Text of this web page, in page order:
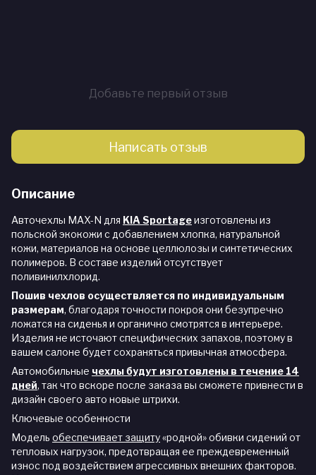
Добавьте первый отзыв
Написать отзыв
Описание
Авточехлы MAX-N для KIA Sportageизготовлены из
польской экокожи с добавлением хлопка, натуральной
кожи, материалов на основе целлюлозы и синтетических
полимеров. В составе изделий отсутствует
поливинилхлорид.
Пошив чехлов осуществляется по индивидуальным
размерам, благодаря точности покроя они безупречно
ложатся на сиденья и органично смотрятся в интерьере.
Изделия не источают специфических запахов, поэтому в
вашем салоне будет сохраняться привычная атмосфера.
Автомобильные чехлы будут изготовлены в течение 14
дней, так что вскоре после заказа вы сможете привнести в
дизайн своего авто новые штрихи.
Ключевые особенности
Модель обеспечивает защиту«родной» обивки сидений от
тепловых нагрузок, предотвращая ее преждевременный
износ под воздействием агрессивных внешних факторов.